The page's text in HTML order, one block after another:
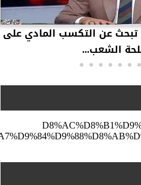
تبحث عن التكسب المادي على
الشعب...